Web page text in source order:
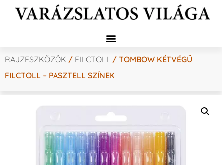
RAJZESZKÖZÖK / FILCTOLL / TOMBOW KÉTVÉGŰ
FILCTOLL – PASZTELL SZÍNEK